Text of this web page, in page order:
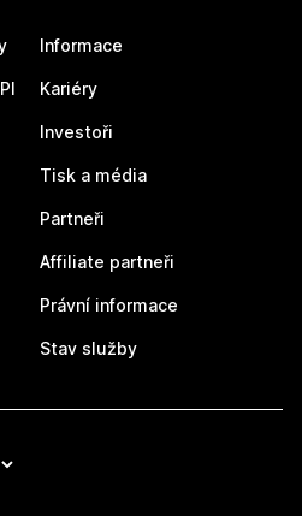
Informace
Kariéry
Investoři
Tisk a média
Partneři
Affiliate partneři
Právní informace
Stav služby